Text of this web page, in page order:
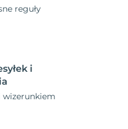
reguły
i
wizerunkiem